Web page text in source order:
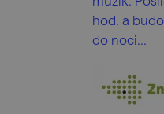
hod. a
do noci...